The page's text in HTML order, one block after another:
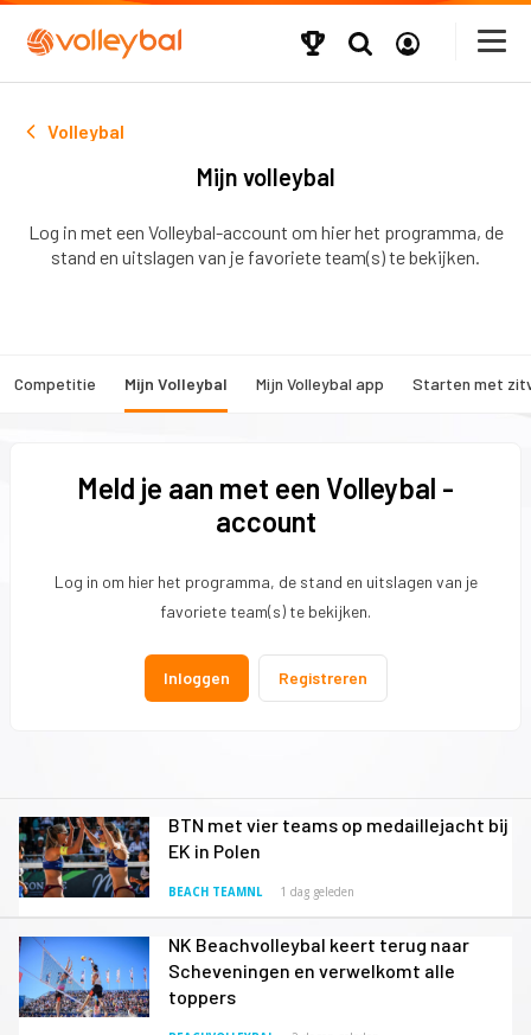
Volleybal
Mijn volleybal
Log in met een Volleybal-account om hier het programma, de
stand en uitslagen van je favoriete team(s) te bekijken.
Competitie Mijn Volleybal Mijn Volleybal app Starten met
Meld je aan met een Volleybal -
account
Log in om hier het programma, de stand en uitslagen van je
favoriete team(s) te bekijken.
Inloggen Registreren
BTN met vier teams op medaillejacht bij
EK in Polen
BEACH TEAMNL 1 dag geleden
NK Beachvolleybal keert terug naar
Scheveningen en verwelkomt alle
toppers